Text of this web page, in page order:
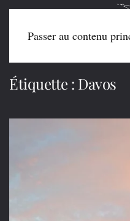
Passer au contenu
Étiquette : Davos